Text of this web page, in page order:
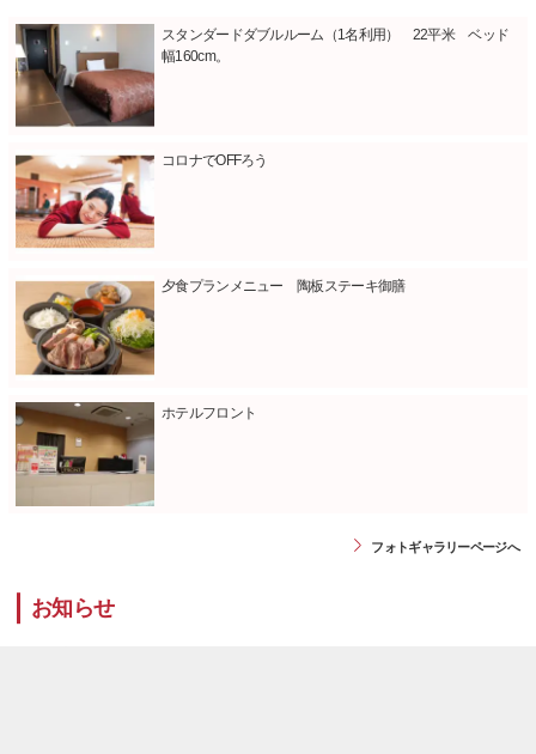
スタンダードダブルルーム（1名利用） 22平米 ベッド
幅160cm。
コロナでOFFろう
夕食プランメニュー 陶板ステーキ御膳
ホテルフロント
フォトギャラリーページへ
お知らせ